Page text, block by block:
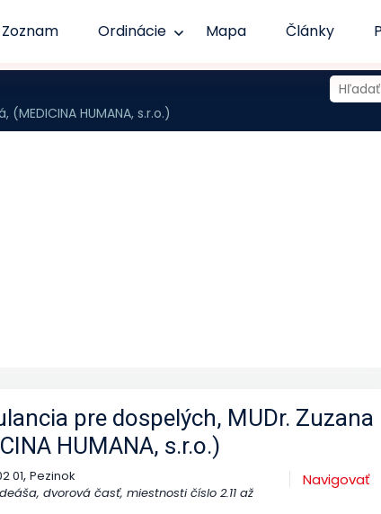
Zoznam Ordinácie Mapa Články
HUMANA, s.r.o.)
pre dospelých, MUDr. Zuzana
HUMANA, s.r.o.)
01, Pezinok
dvorová časť, miestnosti číslo 2.11 až
Navigovať